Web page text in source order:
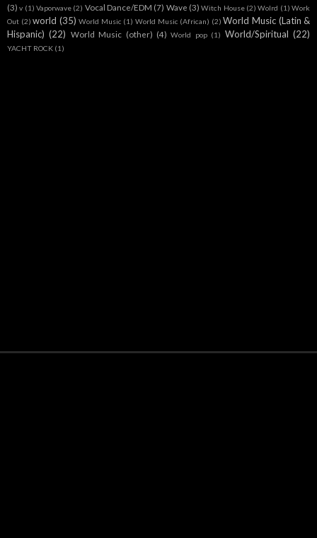
(3) v (1) Vaporwave (2) Vocal Dance/EDM (7) Wave (3) Witch House (2) Wolrd (1) Work
Out (2) world (35) World Music (1) World Music (African) (2) World Music (Latin &
Hispanic) (22) World Music (other) (4) World pop (1) World/Spiritual (22)
YACHT ROCK (1)